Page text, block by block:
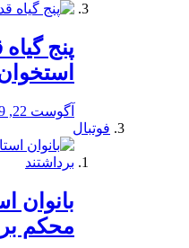
پنج
آگوست 22, 2019
فوتبال
بانوان
محكم